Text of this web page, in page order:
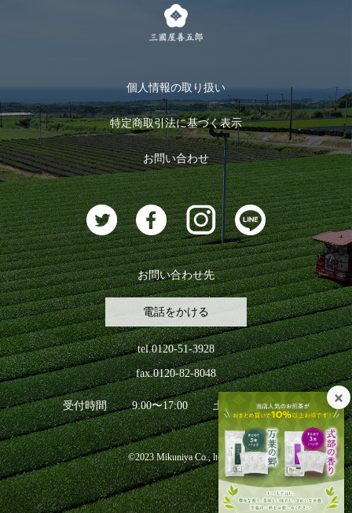
お茶のギフト
おすすめのお茶
お茶に合うスイーツ
ログイン
ログアウト
個人情報の取り扱い
特定商取引法に基づく表示
お問い合わせ
お問い合わせ先
電話をかける
tel.0120-51-3928
fax.0120-82-8048
受付時間 9:00〜17:00 土日祝日を除く
©2023 Mikuniya Co., ltd.